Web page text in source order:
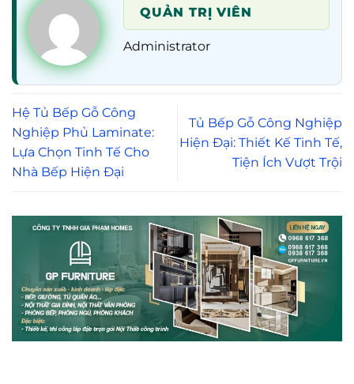
QUẢN TRỊ VIÊN
Administrator
Hệ Tủ Bếp Gỗ Công
Nghiệp Phủ Laminate:
Lựa Chọn Tinh Tế Cho
Nhà Bếp Hiện Đại
Tủ Bếp Gỗ Công Nghiệp
Hiện Đại: Thiết Kế Tinh Tế,
Tiện Ích Vượt Trội